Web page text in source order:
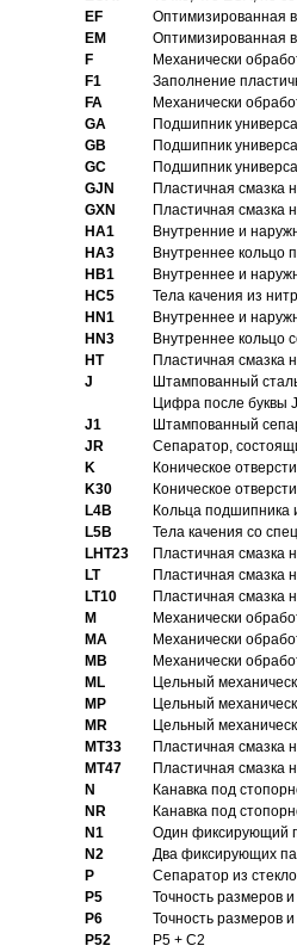
EF
Оптимизированная
EM
Оптимизированная
F
Механически
F1
Заполнение
FA
Механически
GA
Подшипник
GB
Подшипник
GC
Подшипник
GJN
Пластичная смазка
GXN
Пластичная смазка
HA1
Внутренние и
HA3
Bнутреннее кольцо
HB1
Bнутреннее и
HC5
Тела качения из
HN1
Bнутреннее и
HN3
Внутреннее кольцо
HT
Пластичная смазка
J
Штампованный
Цифра после буквы
J1
Штампованный
JR
Сепаратор,
K
Коническое
K30
Коническое
L4B
Кольца подшипника
L5B
Тела качения со
LHT23
Пластичная смазка
LT
Пластичная смазка
LT10
Пластичная смазка
M
Механически
MA
Механически
MB
Механически
ML
Цельный
MP
Цельный
MR
Цельный
MT33
Пластичная смазка
MT47
Пластичная смазка
N
Канавка под
NR
Канавка под
N1
Один фиксирующий
N2
Два фиксирующих
P
Cепаратор из
P5
Точность размеров
P6
Точность размеров
P52
P5 + C2